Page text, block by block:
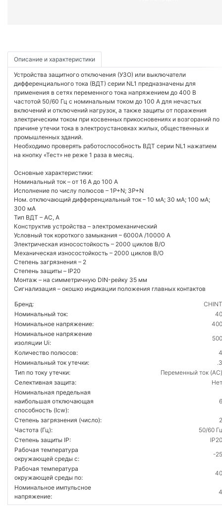
Описание и характеристики
Устройства защитного отключения (УЗО) или выключатели
дифференциального тока (ВДТ) серии NL1 предназначены для
применения в сетях переменного тока напряжением до 400 В
частотой 50/60 Гц с номинальным током до 100 А для нечастых
включений и отключений нагрузок, а также защиты от поражения
электрическим током при косвенных прикосновениях и возгораний по
причине утечки тока в электроустановках жилых, общественных и
промышленных зданий.
Необходимо проверять работоспособность ВДТ серии NL1 нажатием
на кнопку «Тест» не реже 1 раза в месяц.
Основные характеристики:
Номинальный ток – от 16 А до 100 А
Исполнение по числу полюсов – 1P+N; 3P+N
Ном. отключающий дифференциальный ток – 10 мA; 30 мA; 100 мA;
300 мA
Тип ВДТ – AC, A
Конструктив устройства – электромеханический
Условный ток короткого замыкания – 6000А /10000 А
Электрическая износостойкость – 2000 циклов В/О
Механическая износостойкость – 2000 циклов В/О
Степень загрязнения – 2
Степень защиты – IP20
Монтаж – на симметричную DIN-рейку 35 мм
Сигнализация – окошко индикации положения главных контактов
Бренд:
CHINT
Номинальный ток:
40
Номинальное напряжение:
400
Номинальное напряжение
изоляции Ui:
500
Количество полюсов:
4
Номинальный ток утечки:
.3
Тип по току утечки:
Переменный ток (AC)
Селективная защита:
Нет
Номинальная предельная
наибольшая отключающая
способность (Icw):
6
Степень загрязнения (число):
2
Частота (Гц):
50/60 Гц
Степень защиты IP:
IP20
Рабочая температура
окружающей среды с:
-25
Рабочая температура
окружающей среды по:
40
Номинальное импульсное
напряжение:
4